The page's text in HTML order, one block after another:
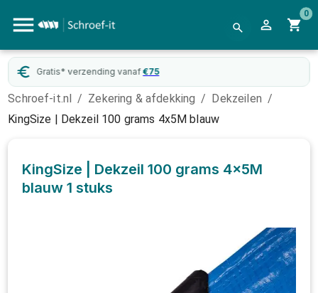
0
Gratis* verzending vanaf €75
Schroef-it.nl / Zekering & afdekking / Dekzeilen /
KingSize | Dekzeil 100 grams 4x5M blauw
KingSize | Dekzeil 100 grams 4x5M
blauw 1 stuks